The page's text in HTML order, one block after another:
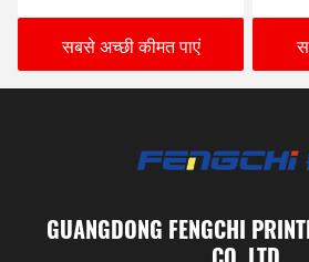
Fengchi GW-1700L
सबसे अच्छी कीमत पाएं
ड्राइव
GUANGDONG FENGCHI